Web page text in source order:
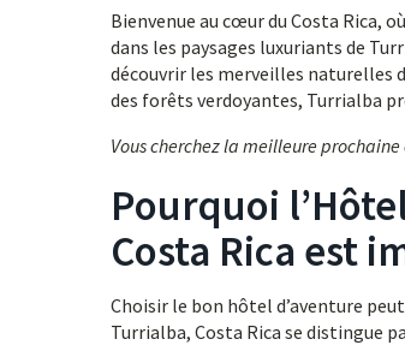
Bienvenue au cœur du Costa Rica,
dans les paysages luxuriants de
découvrir les merveilles naturelles
des forêts verdoyantes, Turrialba
Vous cherchez la meilleure
Pourquoi
Costa Rica est
Choisir le bon hôtel d’aventure
Turrialba, Costa Rica se distingue